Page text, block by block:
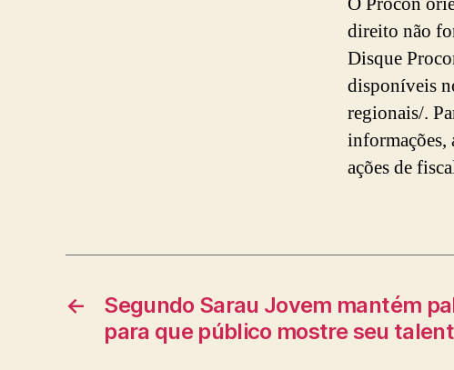
direito não
Disque
disponíveis
regionais/.
informações,
ações de
←
Segundo Sarau Jovem mantém
para que público mostre seu